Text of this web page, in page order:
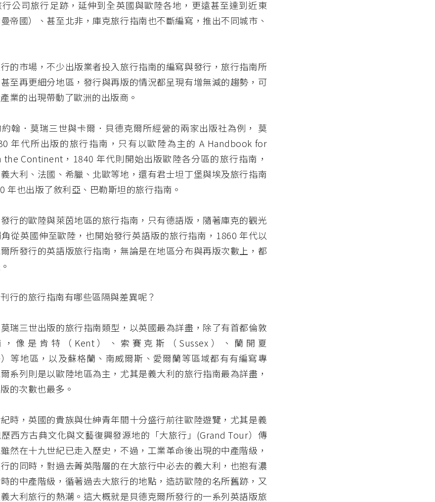
公司旅行足跡，延伸到全英國與歐陸各地，更遠甚至達到近東
曼帝國）、甚至北非，庫克旅行指南也不斷編寫，推出不同城市、
的市場，不少出版業者投入旅行指南的編寫與發行，旅行指南所
至再更細分地區，發行與再版的情況都呈現有增無減的趨勢，可
業的出現帶動了歐洲的出版商。
翰．莫瑞三世與卡爾．貝德克爾所經營的兩家出版社為例， 莫
年代所出版的旅行指南，只有以歐陸為主的 A Handbook for
Continent，1840 年代則開始出版歐陸各分區的旅行指南，
大利、法國、希臘、北歐等地，還有君士坦丁堡與埃及旅行指南
年也出版了敘利亞、巴勒斯坦的旅行指南。
行的歐陸與萊茵地區的旅行指南，只有德語版，隨著庫克的觀光
從英國伸至歐陸，也開始發行英語版的旅行指南，1860 年代以
所發行的英語版旅行指南，無論是在地區分布與再版次數上，都
行的旅行指南有哪些區隔與差異呢？
瑞三世出版的旅行指南類型，以英國最為詳盡，除了有首都倫敦
像是肯特（Kent）、索賽克斯（Sussex）、蘭開夏
）等地區，以及蘇格蘭、南威爾斯、愛爾蘭等區域都有有編寫專
系列則是以歐陸地區為主，尤其是義大利的旅行指南最為詳盡，
的次數也最多。
時，英國的貴族與仕紳青年間十分盛行前往歐陸遊覽，尤其是義
西方古典文化與文藝復興發源地的「大旅行」(Grand Tour）傳
然在十九世紀已走入歷史，不過，工業革命後出現的中產階級，
的同時，對過去菁英階層的在大旅行中必去的義大利，也抱有濃
的中產階級，循著過去大旅行的地點，造訪歐陸的名所舊跡，又
大利旅行的熱潮。這大概就是貝德克爾所發行的一系列英語版旅